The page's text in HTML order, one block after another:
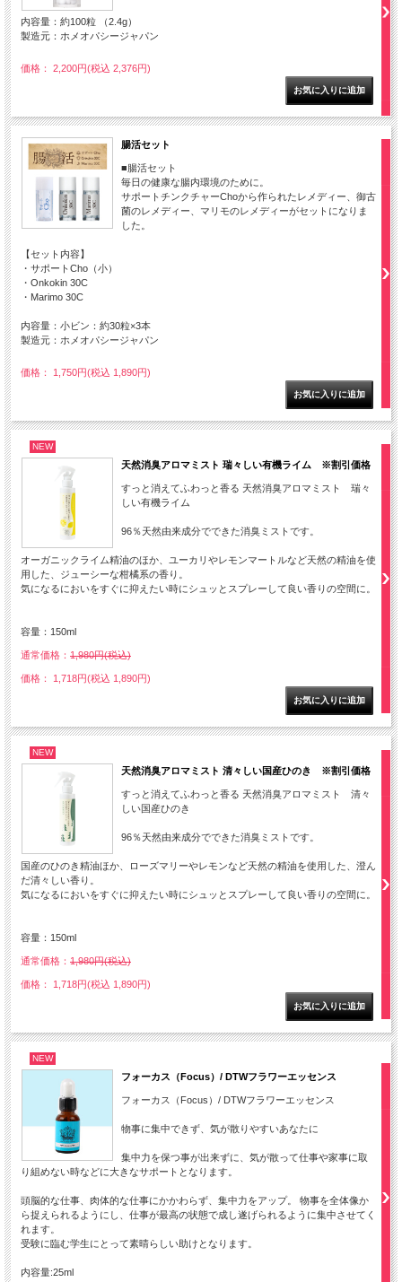
内容量：約100粒 （2.4g）
製造元：ホメオパシージャパン
価格： 2,200円(税込 2,376円)
腸活セット
■腸活セット
毎日の健康な腸内環境のために。
サポートチンクチャーChoから作られたレメディー、御古
菌のレメディー、マリモのレメディーがセットになりま
した。
【セット内容】
・サポートCho（小）
・Onkokin 30C
・Marimo 30C
内容量：小ビン：約30粒×3本
製造元：ホメオパシージャパン
価格： 1,750円(税込 1,890円)
NEW
天然消臭アロマミスト 瑞々しい有機ライム ※割引価格
すっと消えてふわっと香る 天然消臭アロマミスト 瑞々
しい有機ライム
96％天然由来成分でできた消臭ミストです。
オーガニックライム精油のほか、ユーカリやレモンマートルなど天然の精油を使
用した、ジューシーな柑橘系の香り。
気になるにおいをすぐに抑えたい時にシュッとスプレーして良い香りの空間に。
容量：150ml
通常価格： 1,980円(税込)
価格： 1,718円(税込 1,890円)
NEW
天然消臭アロマミスト 清々しい国産ひのき ※割引価格
すっと消えてふわっと香る 天然消臭アロマミスト 清々
しい国産ひのき
96％天然由来成分でできた消臭ミストです。
国産のひのき精油ほか、ローズマリーやレモンなど天然の精油を使用した、澄ん
だ清々しい香り。
気になるにおいをすぐに抑えたい時にシュッとスプレーして良い香りの空間に。
容量：150ml
通常価格： 1,980円(税込)
価格： 1,718円(税込 1,890円)
NEW
フォーカス（Focus）/ DTWフラワーエッセンス
フォーカス（Focus）/ DTWフラワーエッセンス
物事に集中できず、気が散りやすいあなたに
集中力を保つ事が出来ずに、気が散って仕事や家事に取
り組めない時などに大きなサポートとなります。
頭脳的な仕事、肉体的な仕事にかかわらず、集中力をアップ。 物事を全体像か
ら捉えられるようにし、仕事が最高の状態で成し遂げられるように集中させてく
れます。
受験に臨む学生にとって素晴らしい助けとなります。
内容量:25ml